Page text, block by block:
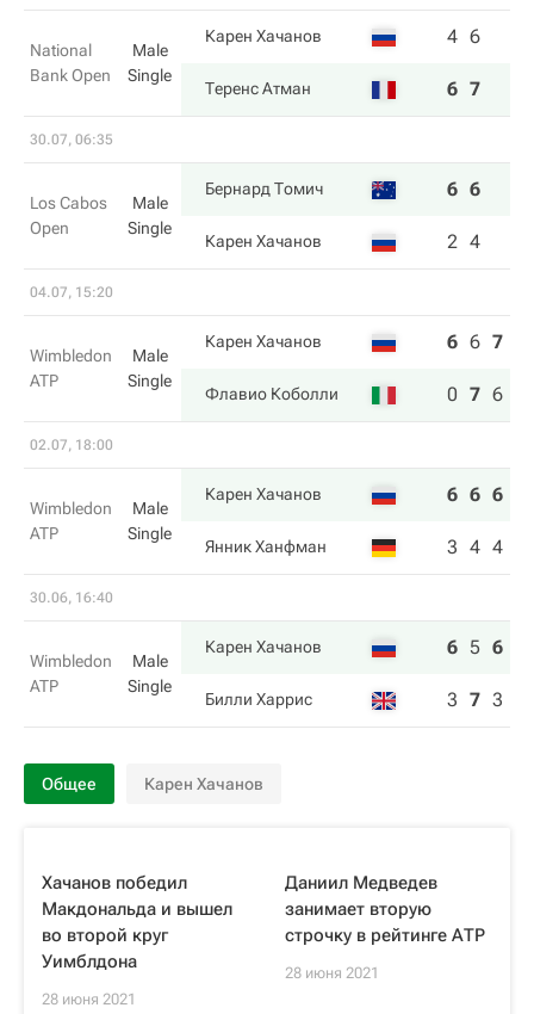
National
Bank Open
Male
Single
Карен Хачанов 4 6
Теренс Атман 6 7
30.07, 06:35
Los Cabos
Open
Male
Single
Бернард Томич 6 6
Карен Хачанов 2 4
04.07, 15:20
Wimbledon
ATP
Male
Single
Карен Хачанов 6 6 7
Флавио Коболли 0 7 6
02.07, 18:00
Wimbledon
ATP
Male
Single
Карен Хачанов 6 6 6
Янник Ханфман 3 4 4
30.06, 16:40
Wimbledon
ATP
Male
Single
Карен Хачанов 6 5 6
Билли Харрис 3 7 3
Общее Карен Хачанов
Хачанов победил
Макдональда и вышел
во второй круг
Уимблдона
28 июня 2021
Даниил Медведев
занимает вторую
строчку в рейтинге АТР
28 июня 2021